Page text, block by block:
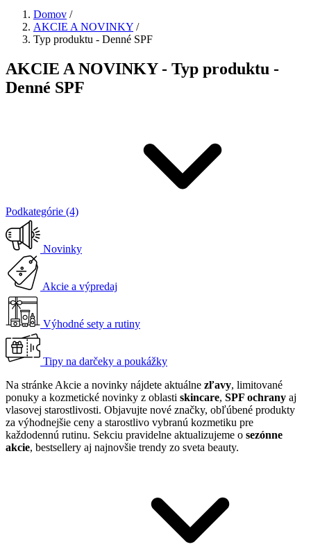
Domov /
AKCIE A NOVINKY /
Typ produktu - Denné SPF
AKCIE A NOVINKY - Typ produktu -
Denné SPF
Podkategórie (4)
Novinky
Akcie a výpredaj
Výhodné sety a rutiny
Tipy na darčeky a poukážky
Na stránke Akcie a novinky nájdete aktuálne zľavy, limitované
ponuky a kozmetické novinky z oblasti skincare, SPF ochrany aj
vlasovej starostlivosti. Objavujte nové značky, obľúbené produkty
za výhodnejšie ceny a starostlivo vybranú kozmetiku pre
každodennú rutinu. Sekciu pravidelne aktualizujeme o sezónne
akcie, bestsellery aj najnovšie trendy zo sveta beauty.